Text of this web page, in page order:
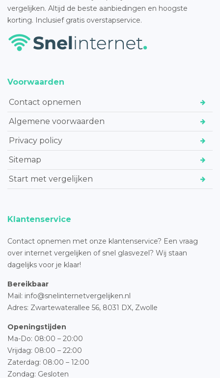
vergelijken. Altijd de beste aanbiedingen en hoogste
korting. Inclusief gratis overstapservice.
Voorwaarden
Contact opnemen
Algemene voorwaarden
Privacy policy
Sitemap
Start met vergelijken
Klantenservice
Contact opnemen met onze klantenservice? Een vraag
over internet vergelijken of snel glasvezel? Wij staan
dagelijks voor je klaar!
Bereikbaar
Mail: info@snelinternetvergelijken.nl
Adres: Zwartewaterallee 56, 8031 DX, Zwolle
Openingstijden
Ma-Do: 08:00 – 20:00
Vrijdag: 08:00 – 22:00
Zaterdag: 08:00 – 12:00
Zondag: Gesloten